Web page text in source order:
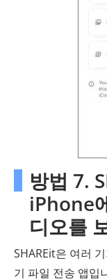
방법 7.
iPhone
디오를
SHAREit은 여러
기 파일 전송 앱입